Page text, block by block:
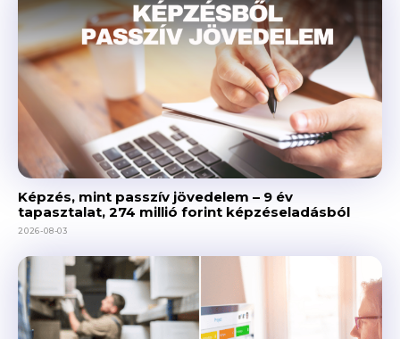
Képzés, mint passzív jövedelem – 9 év
tapasztalat, 274 millió forint képzéseladásból
2026-08-03